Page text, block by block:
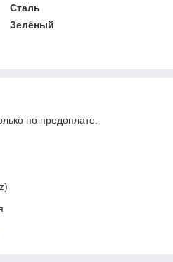
Сталь
Зелёный
по предоплате.